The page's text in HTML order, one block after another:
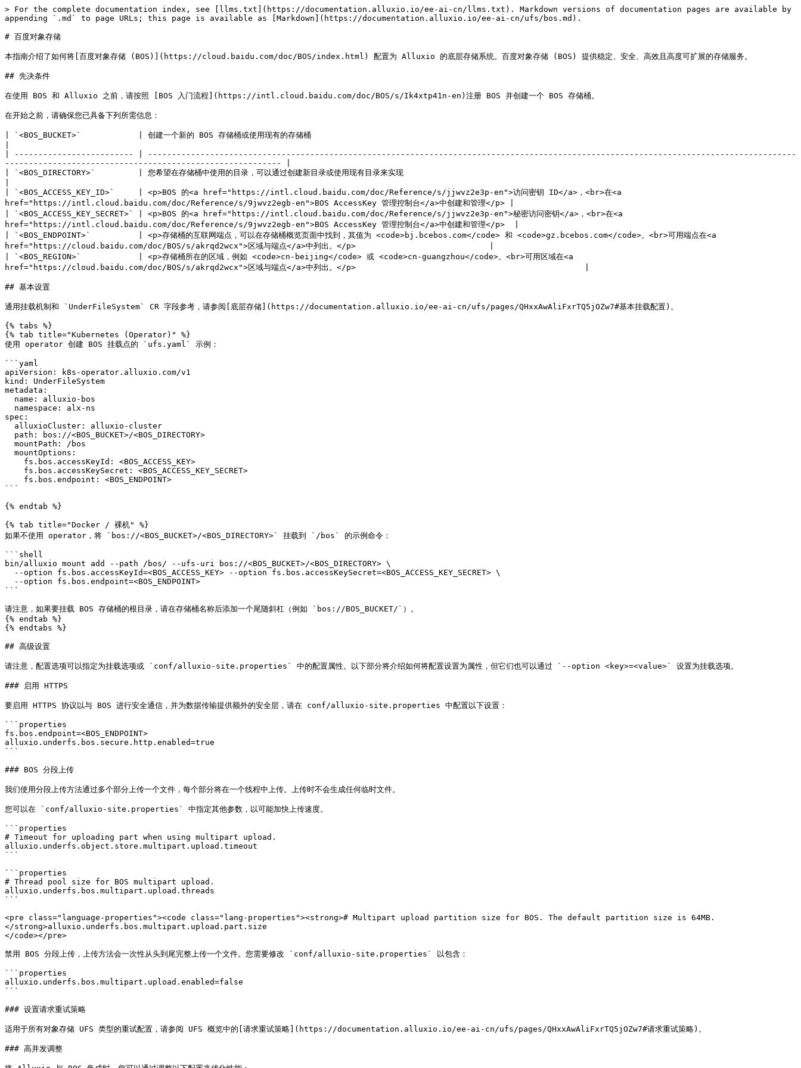
> For the complete documentation index, see [llms.txt](https://documentation.alluxio.io/ee-ai-cn/llms.txt). Markdown versions of documentation pages are available by
appending `.md` to page URLs; this page is available as [Markdown](https://documentation.alluxio.io/ee-ai-cn/ufs/bos.md).
# 百度对象存储
本指南介绍了如何将[百度对象存储 (BOS)](https://cloud.baidu.com/doc/BOS/index.html) 配置为 Alluxio 的底层存储系统。百度对象存储 (BOS) 提供稳定、安全、高效且高度可扩展的存储服务。
## 先决条件
在使用 BOS 和 Alluxio 之前，请按照 [BOS 入门流程](https://intl.cloud.baidu.com/doc/BOS/s/Ik4xtp41n-en)注册 BOS 并创建一个 BOS 存储桶。
在开始之前，请确保您已具备下列所需信息：
| `<BOS_BUCKET>`            | 创建一个新的 BOS 存储桶或使用现有的存储桶
| ------------------------- | ----------------------------------------------------------------------------------------------------------------------------------------
---------------------------------------------------------- |
| `<BOS_DIRECTORY>`         | 您希望在存储桶中使用的目录，可以通过创建新目录或使用现有目录来实现
| `<BOS_ACCESS_KEY_ID>`     | <p>BOS 的<a href="https://intl.cloud.baidu.com/doc/Reference/s/jjwvz2e3p-en">访问密钥 ID</a>，<br>在<a
href="https://intl.cloud.baidu.com/doc/Reference/s/9jwvz2egb-en">BOS AccessKey 管理控制台</a>中创建和管理</p> |
| `<BOS_ACCESS_KEY_SECRET>` | <p>BOS 的<a href="https://intl.cloud.baidu.com/doc/Reference/s/jjwvz2e3p-en">秘密访问密钥</a>，<br>在<a
href="https://intl.cloud.baidu.com/doc/Reference/s/9jwvz2egb-en">BOS AccessKey 管理控制台</a>中创建和管理</p>  |
| `<BOS_ENDPOINT>`          | <p>存储桶的互联网端点，可以在存储桶概览页面中找到，其值为 <code>bj.bcebos.com</code> 和 <code>gz.bcebos.com</code>。<br>可用端点在<a
href="https://cloud.baidu.com/doc/BOS/s/akrqd2wcx">区域与端点</a>中列出。</p>                            |
| `<BOS_REGION>`            | <p>存储桶所在的区域，例如 <code>cn-beijing</code> 或 <code>cn-guangzhou</code>。<br>可用区域在<a
href="https://cloud.baidu.com/doc/BOS/s/akrqd2wcx">区域与端点</a>中列出。</p>                                                |
## 基本设置
通用挂载机制和 `UnderFileSystem` CR 字段参考，请参阅[底层存储](https://documentation.alluxio.io/ee-ai-cn/ufs/pages/QHxxAwAliFxrTQ5jOZw7#基本挂载配置)。
{% tabs %}
{% tab title="Kubernetes (Operator)" %}
使用 operator 创建 BOS 挂载点的 `ufs.yaml` 示例：
```yaml
apiVersion: k8s-operator.alluxio.com/v1
kind: UnderFileSystem
metadata:
spec:
```
{% endtab %}
{% tab title="Docker / 裸机" %}
如果不使用 operator，将 `bos://<BOS_BUCKET>/<BOS_DIRECTORY>` 挂载到 `/bos` 的示例命令：
```shell
bin/alluxio mount add --path /bos/ --ufs-uri bos://<BOS_BUCKET>/<BOS_DIRECTORY> \
```
请注意，如果要挂载 BOS 存储桶的根目录，请在存储桶名称后添加一个尾随斜杠（例如 `bos://BOS_BUCKET/`）。
{% endtab %}
{% endtabs %}
## 高级设置
请注意，配置选项可以指定为挂载选项或 `conf/alluxio-site.properties` 中的配置属性。以下部分将介绍如何将配置设置为属性，但它们也可以通过 `--option <key>=<value>` 设置为挂载选项。
### 启用 HTTPS
要启用 HTTPS 协议以与 BOS 进行安全通信，并为数据传输提供额外的安全层，请在 conf/alluxio-site.properties 中配置以下设置：
```properties
fs.bos.endpoint=<BOS_ENDPOINT>
alluxio.underfs.bos.secure.http.enabled=true
```
### BOS 分段上传
我们使用分段上传方法通过多个部分上传一个文件，每个部分将在一个线程中上传。上传时不会生成任何临时文件。
您可以在 `conf/alluxio-site.properties` 中指定其他参数，以可能加快上传速度。
```properties
# Timeout for uploading part when using multipart upload.
alluxio.underfs.object.store.multipart.upload.timeout
```
```properties
# Thread pool size for BOS multipart upload.
alluxio.underfs.bos.multipart.upload.threads
```
<pre class="language-properties"><code class="lang-properties"><strong># Multipart upload partition size for BOS. The default partition size is 64MB.
</strong>alluxio.underfs.bos.multipart.upload.part.size
</code></pre>
禁用 BOS 分段上传，上传方法会一次性从头到尾完整上传一个文件。您需要修改 `conf/alluxio-site.properties` 以包含：
```properties
alluxio.underfs.bos.multipart.upload.enabled=false
```
### 设置请求重试策略
适用于所有对象存储 UFS 类型的重试配置，请参阅 UFS 概览中的[请求重试策略](https://documentation.alluxio.io/ee-ai-cn/ufs/pages/QHxxAwAliFxrTQ5jOZw7#请求重试策略)。
### 高并发调整